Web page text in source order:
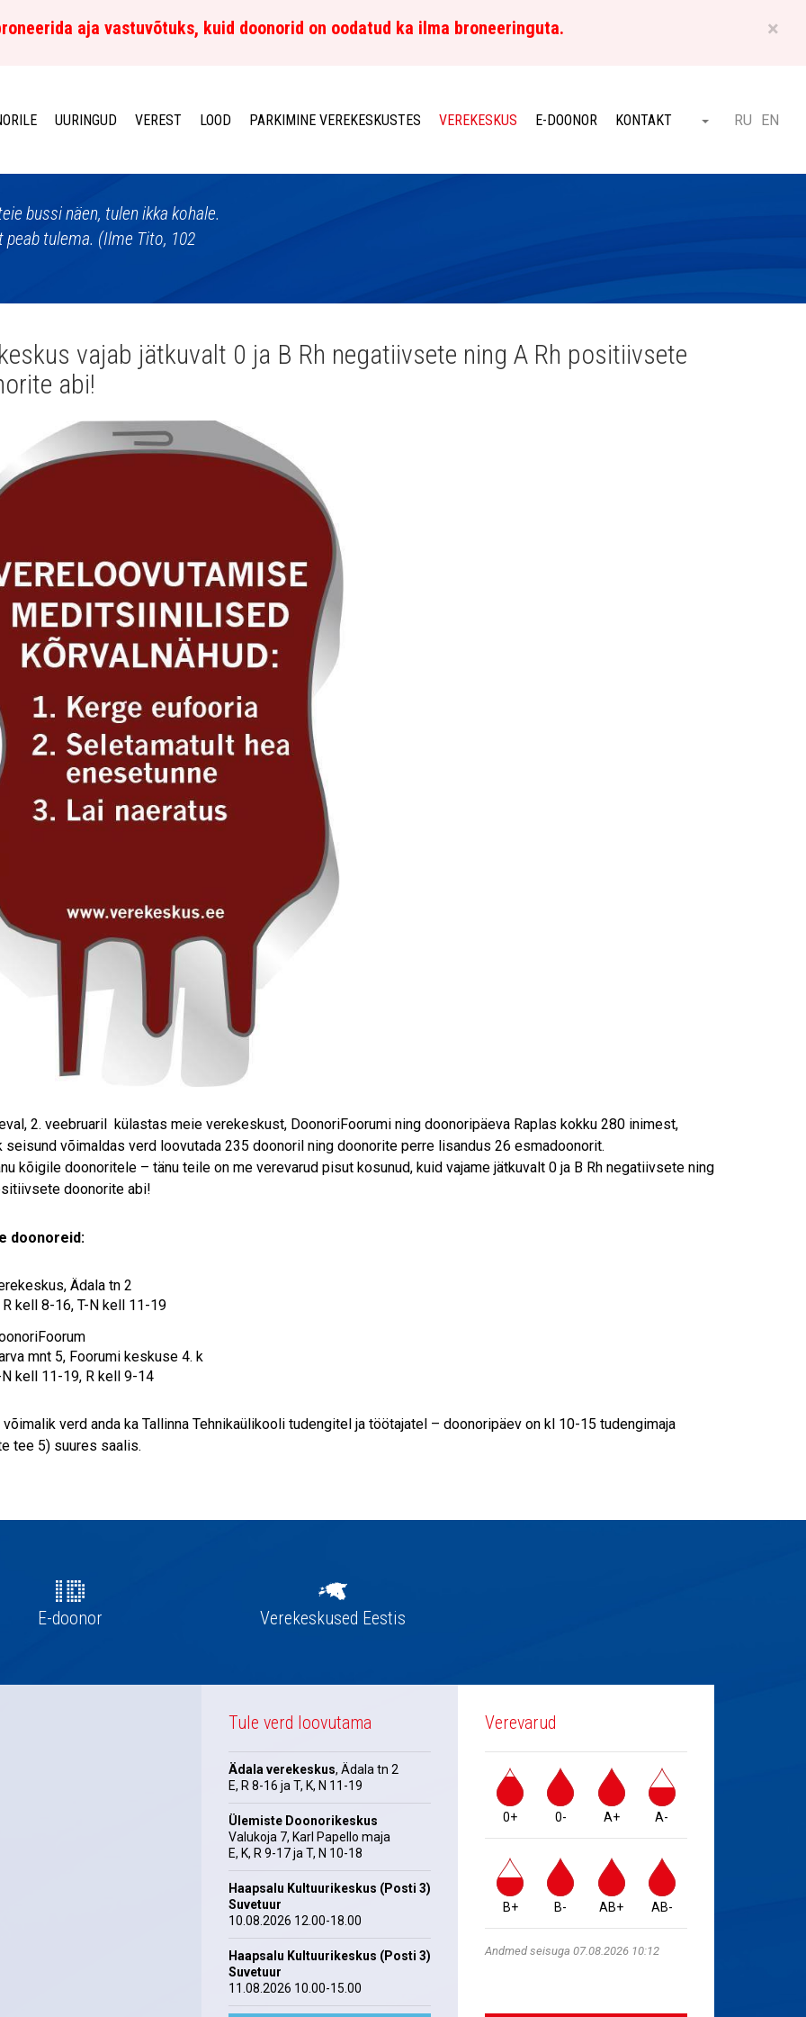
×
aja vastuvõtuks, kuid doonorid on oodatud ka ilma broneeringuta.
UURINGUD VEREST LOOD PARKIMINE VEREKESKUSTES VEREKESKUS E-DOONOR KONTAKT Otsi ET
RU EN
bussi näen, tulen ikka kohale.
tulema. (Ilme Tito, 102
vajab jätkuvalt 0 ja B Rh negatiivsete ning A Rh positiivsete
abi!
2. veebruaril külastas meie verekeskust, DoonoriFoorumi ning doonoripäeva Raplas kokku 280 inimest,
seisund võimaldas verd loovutada 235 doonoril ning doonorite perre lisandus 26 esmadoonorit.
kõigile doonoritele – tänu teile on me verevarud pisut kosunud, kuid vajame jätkuvalt 0 ja B Rh negatiivsete ning
doonorite abi!
doonoreid:
Ädala tn 2
R kell 8-16, T-N kell 11-19
mnt 5, Foorumi keskuse 4. k
N kell 11-19, R kell 9-14
võimalik verd anda ka Tallinna Tehnikaülikooli tudengitel ja töötajatel – doonoripäev on kl 10-15 tudengimaja
tee 5) suures saalis.
E-doonor Verekeskused Eestis
Tule verd loovutama
Ädala verekeskus, Ädala tn 2
E, R 8-16 ja T, K, N 11-19
Ülemiste Doonorikeskus
Valukoja 7, Karl Papello maja
E, K, R 9-17 ja T, N 10-18
Haapsalu Kultuurikeskus (Posti 3)
Suvetuur
10.08.2026 12.00-18.00
Haapsalu Kultuurikeskus (Posti 3)
Suvetuur
11.08.2026 10.00-15.00
Verevarud
0+ 0- A+ A-
B+ B- AB+ AB-
Andmed seisuga 07.08.2026 10:12